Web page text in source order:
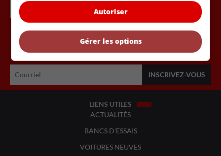
Inscrivez vous à l'infolettre.
LIENS UTILES
ACTUALITÉS
BANCS D'ESSAIS
VOITURES NEUVES
Autoriser
Gérer les options